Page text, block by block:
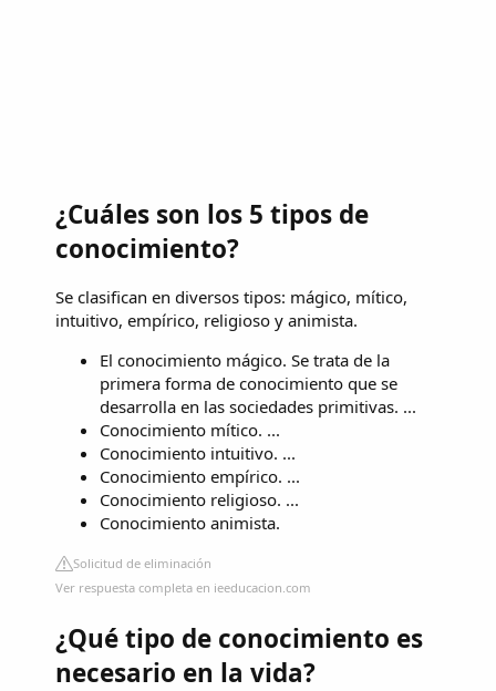
¿Cuáles son los 5 tipos de
conocimiento?
Se clasifican en diversos tipos: mágico, mítico,
intuitivo, empírico, religioso y animista.
El conocimiento mágico. Se trata de la
primera forma de conocimiento que se
desarrolla en las sociedades primitivas. ...
Conocimiento mítico. ...
Conocimiento intuitivo. ...
Conocimiento empírico. ...
Conocimiento religioso. ...
Conocimiento animista.
Solicitud de eliminación
Ver respuesta completa en ieeducacion.com
¿Qué tipo de conocimiento es
necesario en la vida?